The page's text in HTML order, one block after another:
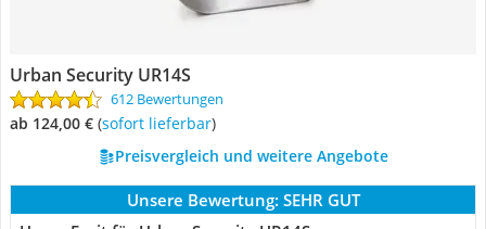
Urban Security UR14S
612 Bewertungen
ab 124,00 € ( Sofort lieferbar)
Preisvergleich und weitere Angebote
Unsere Bewertung: SEHR GUT